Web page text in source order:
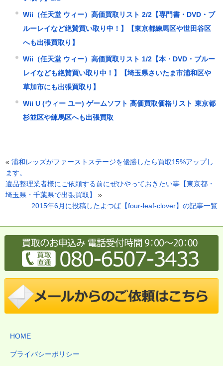
Wii（任天堂 ウィー）高価買取リスト 2/2【専門書・DVD・ブ
ルーレイなど絶賛買い取り中！】【東京都練馬区や世田谷区
へも出張買取り】
Wii（任天堂 ウィー）高価買取リスト 1/2【本・DVD・ブルー
レイなども絶賛買い取り中！】【埼玉県さいたま市浦和区や
草加市にも出張買取り】
Wii U (ウィー ユー) ゲームソフト 高価買取価格リスト 東京都
杉並区や練馬区へも出張買取
«浦和レッズがファーストステージを優勝したら買取15%アップし
ます。
遺品整理業者様にご依頼する前にぜひやっておきたい事【東京都・
埼玉県・千葉県で出張買取】
»
2015年6月に投稿したよつば【four-leaf-clover】の記事一覧
HOME
プライバシーポリシー